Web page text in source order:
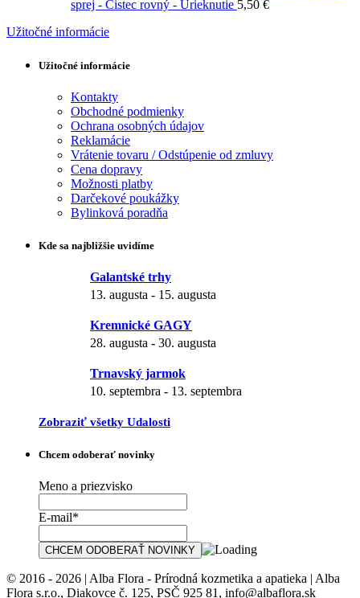
sprej - Čistec rovný - Urieknutie 5,50 €
Užitočné informácie
Užitočné informácie
Kontakty
Obchodné podmienky
Ochrana osobných údajov
Reklamácie
Vrátenie tovaru / Odstúpenie od zmluvy
Cena dopravy
Možnosti platby
Darčekové poukážky
Bylinková poradňa
Kde sa najbližšie uvidíme
Galantské trhy
13. augusta - 15. augusta
Kremnické GAGY
28. augusta - 30. augusta
Trnavský jarmok
10. septembra - 13. septembra
Zobraziť všetky Udalosti
Chcem odoberať novinky
Meno a priezvisko
E-mail*
© 2016 - 2026 | Alba Flora - Prírodná kozmetika a apatieka | Alba
Flora s.r.o., Diakovce č. 125, PSČ 925 81, info@albaflora.sk